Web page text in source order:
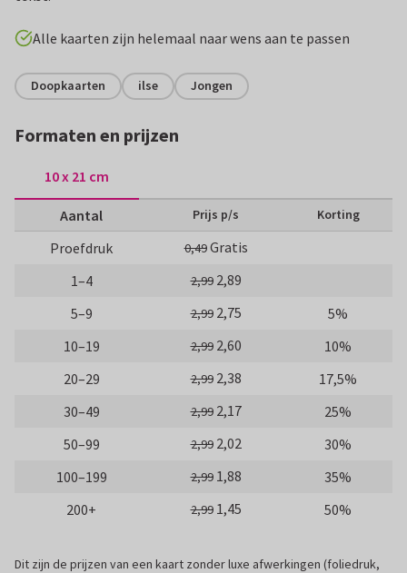
Alle kaarten zijn helemaal naar wens aan te passen
Doopkaarten ilse Jongen
Formaten en prijzen
10 x 21 cm
Aantal Prijs p/s Korting
Proefdruk 0,49Gratis
1–4
2,99 2,89
5–9
2,99 2,75
5%
10–19
2,99 2,60
10%
20–29
2,99 2,38
17,5%
30–49
2,99 2,17
25%
50–99
2,99 2,02
30%
100–199
2,99 1,88
35%
200+
2,99 1,45 50%
Dit zijn de prijzen van een kaart zonder luxe afwerkingen (foliedruk,